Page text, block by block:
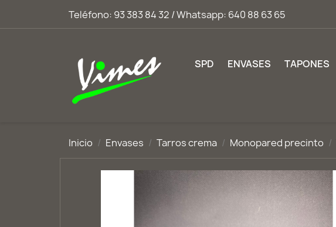
Teléfono: 93 383 84 32 / Whatsapp: 640 88 63 65
SPD ENVASES TAPONES
Inicio Envases Tarros crema Monopared precinto